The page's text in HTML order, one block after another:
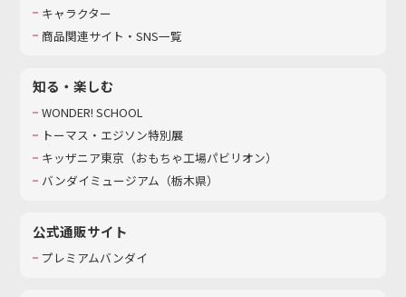
キャラクター
商品関連サイト・SNS一覧
知る・楽しむ
WONDER! SCHOOL
トーマス・エジソン特別展
キッザニア東京（おもちゃ工場パビリオン）​
バンダイミュージアム（栃木県）
公式通販サイト
プレミアムバンダイ